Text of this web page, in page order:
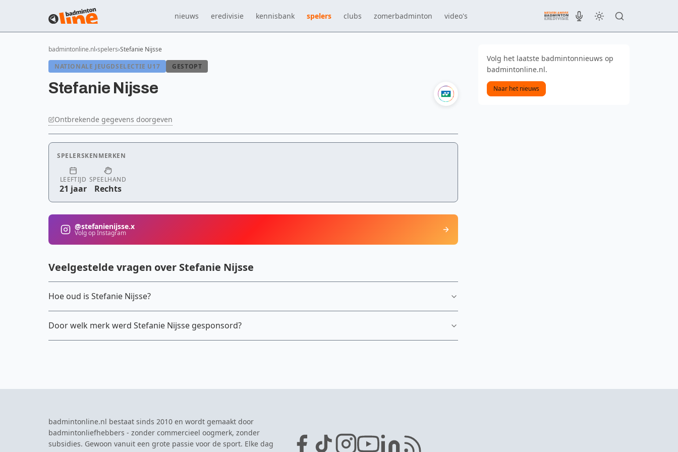
nieuws eredivisie kennisbank spelers clubs zomerbadminton video's
badmintonline.nl spelers Stefanie Nijsse
NATIONALE JEUGDSELECTIE U17
GESTOPT
Stefanie Nijsse
Ontbrekende gegevens doorgeven
SPELERSKENMERKEN
LEEFTIJD
21 jaar
SPEELHAND
Rechts
@stefanienijsse.x
Volg op Instagram
Veelgestelde vragen over Stefanie Nijsse
Hoe oud is Stefanie Nijsse?
Door welk merk werd Stefanie Nijsse gesponsord?
Volg het laatste badmintonnieuws op
badmintonline.nl.
Naar het nieuws
badmintonline.nl bestaat sinds 2010 en wordt gemaakt door
badmintonliefhebbers - zonder commercieel oogmerk, zonder
subsidies. Gewoon vanuit een grote passie voor de sport. Elke dag